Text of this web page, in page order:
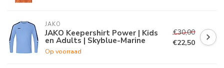
JAKO
JAKO Keepershirt Power | Kids
en Adults | Skyblue-Marine
Op voorraad
€30,00
€22,50